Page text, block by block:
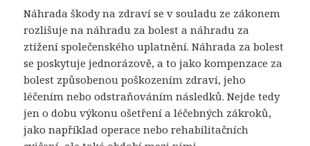
Náhrada škody na zdraví se v souladu ze zákonem
rozlišuje na náhradu za bolest a náhradu za
ztížení společenského uplatnění. Náhrada za bolest
se poskytuje jednorázově, a to jako kompenzace za
bolest způsobenou poškozením zdraví, jeho
léčením nebo odstraňováním následků. Nejde tedy
jen o dobu výkonu ošetření a léčebných zákroků,
jako například operace nebo rehabilitačních